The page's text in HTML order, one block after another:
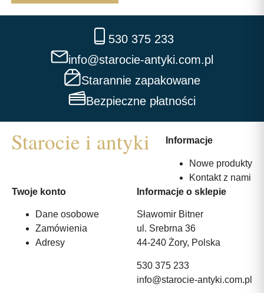
530 375 233
info@starocie-antyki.com.pl
Starannie zapakowane
Bezpieczne płatności
Informacje
Nowe produkty
Kontakt z nami
Twoje konto
Dane osobowe
Zamówienia
Adresy
Informacje o sklepie
Sławomir Bitner
ul. Srebrna 36
44-240 Żory, Polska
530 375 233
info@starocie-antyki.com.pl